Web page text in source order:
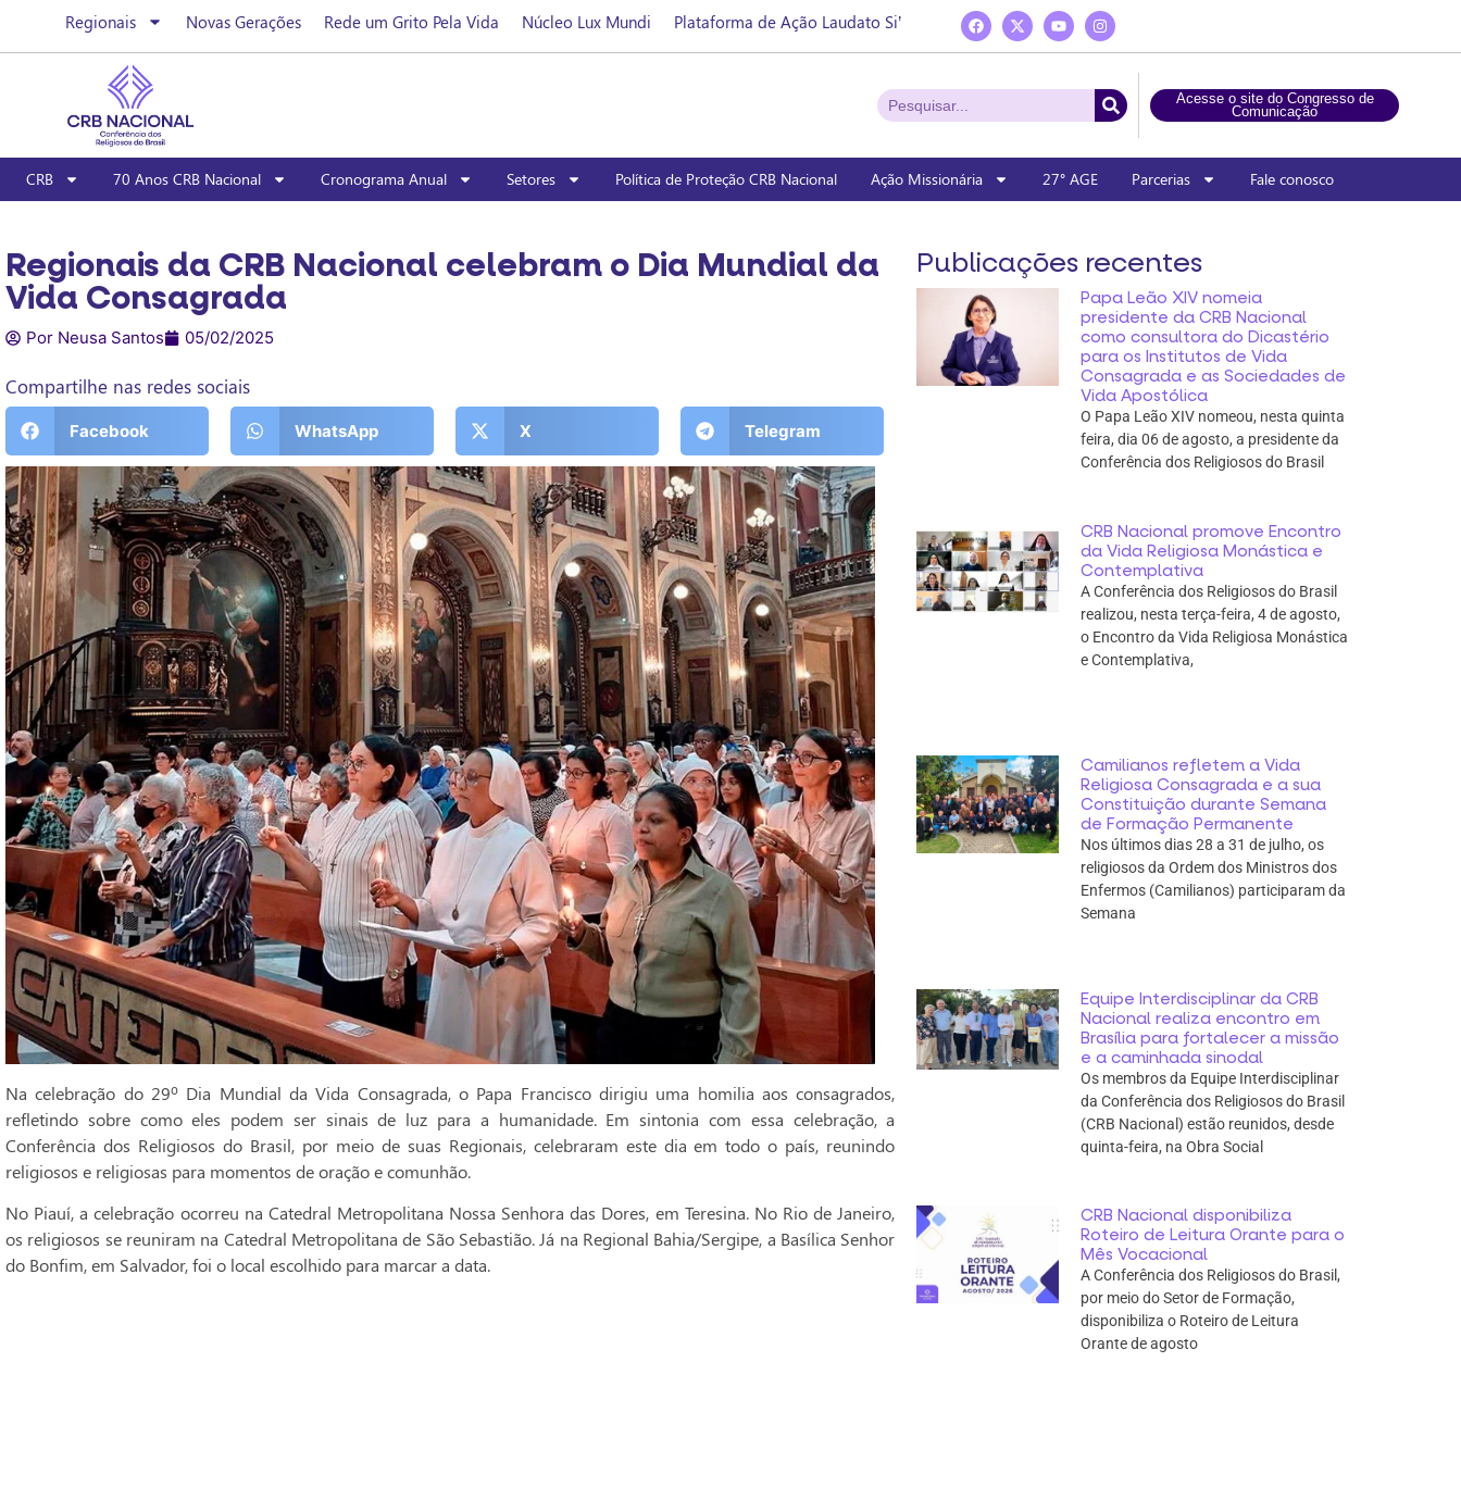
Regionais Novas Gerações Rede um Grito Pela Vida Núcleo Lux Mundi Plataforma de Ação Laudato Si’
Acesse o site do Congresso de
Comunicação
CRB 70 Anos CRB Nacional Cronograma Anual Setores Política de Proteção CRB Nacional Ação Missionária 27° AGE Parcerias Fale conosco
Regionais da CRB Nacional celebram o Dia Mundial da
Vida Consagrada
Por Neusa Santos 05/02/2025
Compartilhe nas redes sociais
Facebook WhatsApp X Telegram
Na celebração do 29º Dia Mundial da Vida Consagrada, o Papa Francisco dirigiu uma homilia aos consagrados,
refletindo sobre como eles podem ser sinais de luz para a humanidade. Em sintonia com essa celebração, a
Conferência dos Religiosos do Brasil, por meio de suas Regionais, celebraram este dia em todo o país, reunindo
religiosos e religiosas para momentos de oração e comunhão.
No Piauí, a celebração ocorreu na Catedral Metropolitana Nossa Senhora das Dores, em Teresina. No Rio de Janeiro,
os religiosos se reuniram na Catedral Metropolitana de São Sebastião. Já na Regional Bahia/Sergipe, a Basílica Senhor
do Bonfim, em Salvador, foi o local escolhido para marcar a data.
Publicações recentes
Papa Leão XIV nomeia
presidente da CRB Nacional
como consultora do Dicastério
para os Institutos de Vida
Consagrada e as Sociedades de
Vida Apostólica
O Papa Leão XIV nomeou, nesta quinta
feira, dia 06 de agosto, a presidente da
Conferência dos Religiosos do Brasil
CRB Nacional promove Encontro
da Vida Religiosa Monástica e
Contemplativa
A Conferência dos Religiosos do Brasil
realizou, nesta terça-feira, 4 de agosto,
o Encontro da Vida Religiosa Monástica
e Contemplativa,
Camilianos refletem a Vida
Religiosa Consagrada e a sua
Constituição durante Semana
de Formação Permanente
Nos últimos dias 28 a 31 de julho, os
religiosos da Ordem dos Ministros dos
Enfermos (Camilianos) participaram da
Semana
Equipe Interdisciplinar da CRB
Nacional realiza encontro em
Brasília para fortalecer a missão
e a caminhada sinodal
Os membros da Equipe Interdisciplinar
da Conferência dos Religiosos do Brasil
(CRB Nacional) estão reunidos, desde
quinta-feira, na Obra Social
CRB Nacional disponibiliza
Roteiro de Leitura Orante para o
Mês Vocacional
A Conferência dos Religiosos do Brasil,
por meio do Setor de Formação,
disponibiliza o Roteiro de Leitura
Orante de agosto